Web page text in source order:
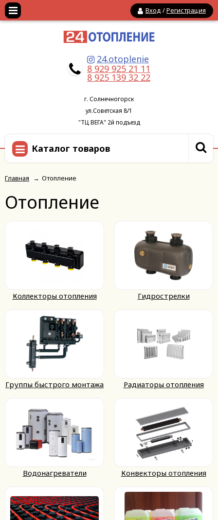
Вход /Регистрация
24.otoplenie
8 929 925 21 11
8 925 139 32 22
г. Солнечногорск
ул.Советская 8/1
"ТЦ ВЕГА" 2й подъезд
Каталог товаров
Главная → Отопление
Отопление
Коллекторы отопления Гидрострелки
Группы быстрого монтажа Радиаторы отопления
Водонагреватели Конвекторы отопления